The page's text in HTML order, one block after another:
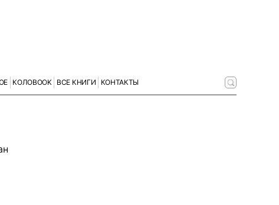
КОЛОBOOK ВСЕ КНИГИ КОНТАКТЫ